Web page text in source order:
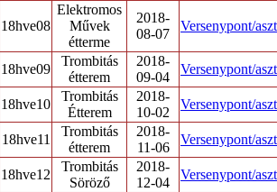
18hve08
Elektromos
Művek
étterme
2018-
08-07
Versenypont/
18hve09
Trombitás
étterem
2018-
09-04
Versenypont/
18hve10
Trombitás
Étterem
2018-
10-02
Versenypont/
18hve11
Trombitás
étterem
2018-
11-06
Versenypont/
18hve12
Trombitás
Söröző
2018-
12-04
Versenypont/